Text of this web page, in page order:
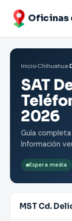
Oficinas
Oficinas por
Inicio›Chihuahua›
SAT
2026
Guía completa
Información
Espera media
MST Cd.